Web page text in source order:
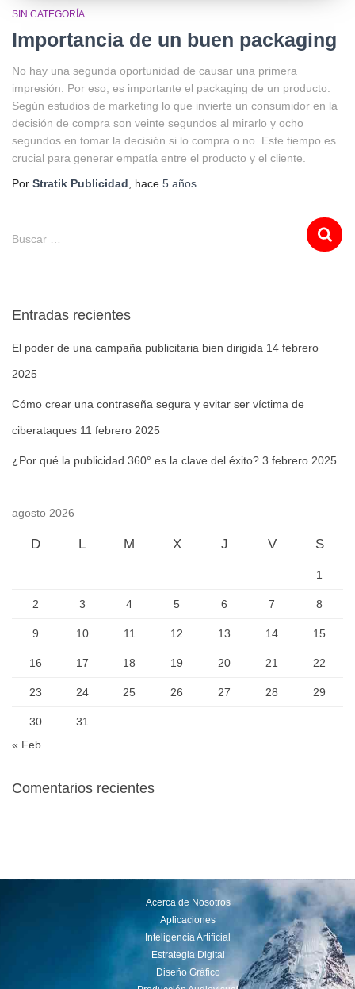
SIN CATEGORÍA
Importancia de un buen packaging
No hay una segunda oportunidad de causar una primera
impresión. Por eso, es importante el packaging de un producto.
Según estudios de marketing lo que invierte un consumidor en la
decisión de compra son veinte segundos al mirarlo y ocho
segundos en tomar la decisión si lo compra o no. Este tiempo es
crucial para generar empatía entre el producto y el cliente.
Por Stratik Publicidad , hace 5 años
Buscar …
Entradas recientes
El poder de una campaña publicitaria bien dirigida 14 febrero
2025
Cómo crear una contraseña segura y evitar ser víctima de
ciberataques 11 febrero 2025
¿Por qué la publicidad 360° es la clave del éxito? 3 febrero 2025
agosto 2026
D L M X J V S
1
2 3 4 5 6 7 8
9 10 11 12 13 14 15
16 17 18 19 20 21 22
23 24 25 26 27 28 29
30
31
« Feb
Comentarios recientes
Acerca de Nosotros
Aplicaciones
Inteligencia Artificial
Estrategia Digital
Diseño Gráfico